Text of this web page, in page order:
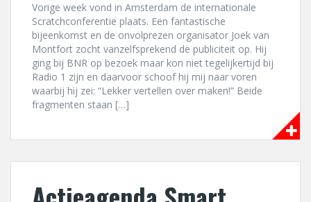
Vorige week vond in Amsterdam de internationale
Scratchconferentie plaats. Een fantastische
bijeenkomst en de onvolprezen organisator Joek van
Montfort zocht vanzelfsprekend de publiciteit op. Hij
ging bij BNR op bezoek maar kon niet tegelijkertijd bij
Radio 1 zijn en daarvoor schoof hij mij naar voren
waarbij hij zei: “Lekker vertellen over maken!” Beide
fragmenten staan […]